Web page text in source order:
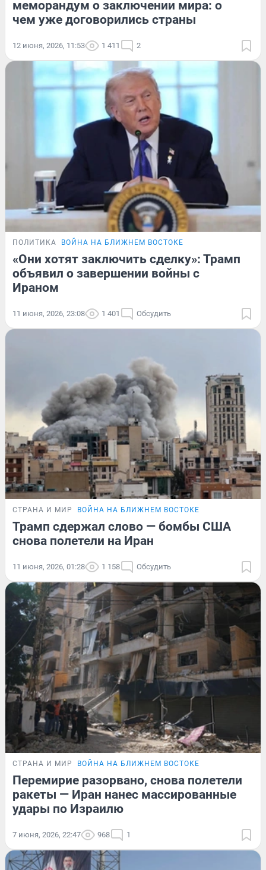
меморандум о заключении мира: о
чем уже договорились страны
12 июня, 2026, 11:53 1 411 2
ПОЛИТИКА ВОЙНА НА БЛИЖНЕМ ВОСТОКЕ
«Они хотят заключить сделку»: Трамп
объявил о завершении войны с
Ираном
11 июня, 2026, 23:08 1 401 Обсудить
СТРАНА И МИР ВОЙНА НА БЛИЖНЕМ ВОСТОКЕ
Трамп сдержал слово — бомбы США
снова полетели на Иран
11 июня, 2026, 01:28 1 158 Обсудить
СТРАНА И МИР ВОЙНА НА БЛИЖНЕМ ВОСТОКЕ
Перемирие разорвано, снова полетели
ракеты — Иран нанес массированные
удары по Израилю
7 июня, 2026, 22:47 968 1